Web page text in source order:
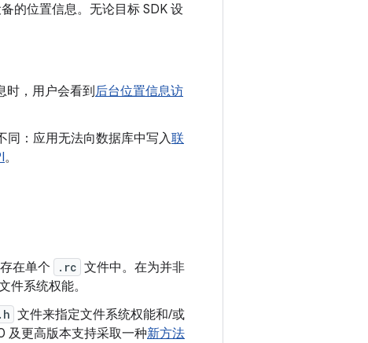
的位置信息。无论目标 SDK 设
时，用户会看到后台位置信息访
同：应用无法向数据库中写入联
。
在单个 .rc 文件中。在为并非
件系统权能。
文件来指定文件系统权能和/或
及更高版本支持采取一种新方法